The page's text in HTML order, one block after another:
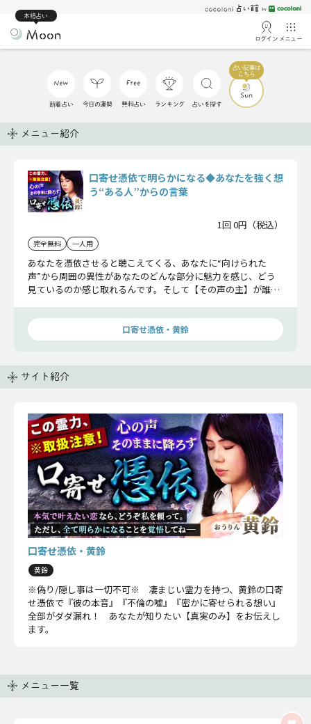
本格占い
ログイン メニュー
新着占い 今日の運勢 無料占い ランキング 占いを探す
メニュー紹介
口寄せ憑依で明らかになる◆あなたを強く想
う“ある人”からの言葉
1回 0円（税込）
完全無料 一人用
あなたを憑依させると聴こえてくる、あなたに“向けられた
声”から周囲の異性があなたのどんな部分に魅力を感じ、どう
見ているのか感じ取れるんです。そして【その声の主】が誰な
口寄せ憑依・黄鈴
サイト紹介
口寄せ憑依・黄鈴
黄鈴
※偽り/隠し事は一切不可※ 凄まじい霊力を持つ、黄鈴の口寄
せ憑依で『彼の本音』『不倫の嘘』『密かに寄せられる想い』
全部がダダ漏れ！ あなたが知りたい【真実のみ】をお伝えし
ます。
メニュー一覧